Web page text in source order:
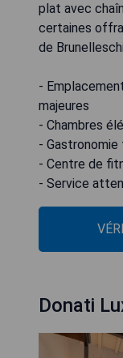
plat avec
certaines
de
-
majeures
- Chambres
-
- Centre de
- Service
Donati